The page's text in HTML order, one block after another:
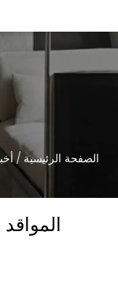
الصفحة الرئيسية /